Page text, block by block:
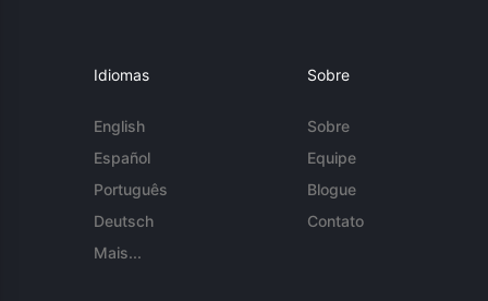
Idiomas
English
Español
Português
Deutsch
Mais...
Sobre
Sobre
Equipe
Blogue
Contato